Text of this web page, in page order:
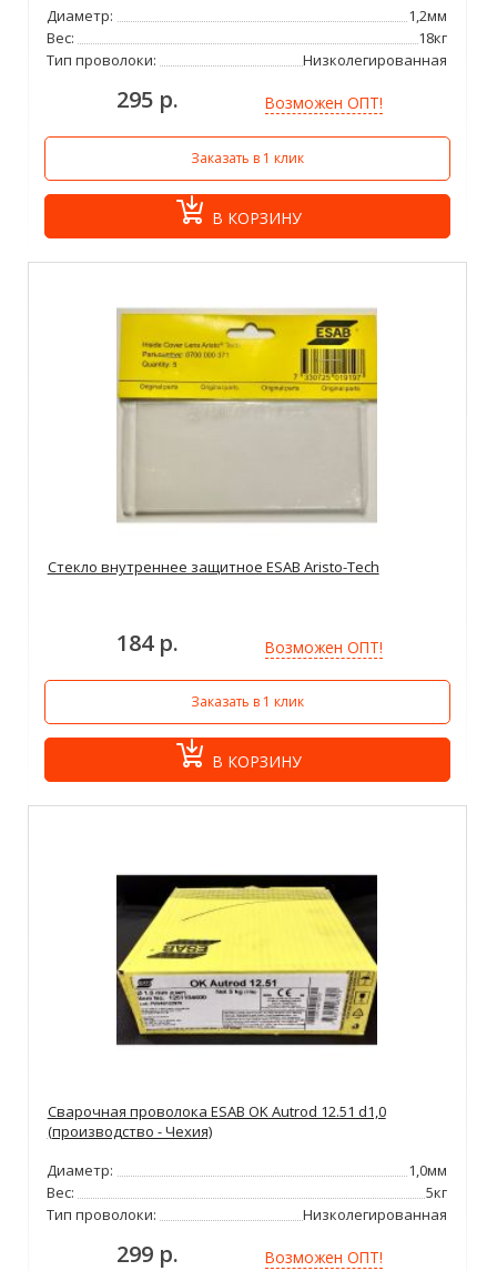
Диаметр:
1,2мм
Вес:
18кг
Тип проволоки:
Низколегированная
295 р. Возможен ОПТ!
Заказать в 1 клик
В КОРЗИНУ
Стекло внутреннее защитное ESAB Aristo-Tech
184 р. Возможен ОПТ!
Заказать в 1 клик
В КОРЗИНУ
Сварочная проволока ESAB OK Autrod 12.51 d1,0
(производство - Чехия)
Диаметр:
1,0мм
Вес:
5кг
Тип проволоки:
Низколегированная
299 р. Возможен ОПТ!